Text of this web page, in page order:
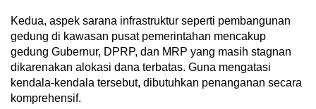
Kedua, aspek sarana infrastruktur seperti pembangunan
gedung di kawasan pusat pemerintahan mencakup
gedung Gubernur, DPRP, dan MRP yang masih stagnan
dikarenakan alokasi dana terbatas. Guna mengatasi
kendala-kendala tersebut, dibutuhkan penanganan secara
komprehensif.